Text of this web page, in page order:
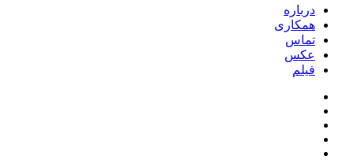
درباره
همکاری
تماس
عکس
فیلم